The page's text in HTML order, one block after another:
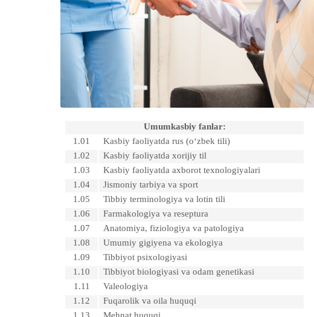
Umumkasbiy fanlar:
1.01
Kasbiy faoliyatda rus (o‘zbek tili)
1.02
Kasbiy faoliyatda xorijiy til
1.03
Kasbiy faoliyatda axborot texnologiyalari
1.04
Jismoniy tarbiya va sport
1.05
Tibbiy terminologiya va lotin tili
1.06
Farmakologiya va reseptura
1.07
Anatomiya, fiziologiya va patologiya
1.08
Umumiy gigiyena va ekologiya
1.09
Tibbiyot psixologiyasi
1.10
Tibbiyot biologiyasi va odam genetikasi
1.11
Valeologiya
1.12
Fuqarolik va oila huquqi